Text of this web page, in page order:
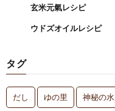
玄米元氣レシピ
ウドズオイルレシピ
タグ
だし ゆの里 神秘の水